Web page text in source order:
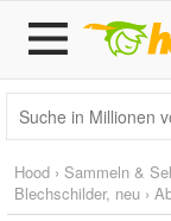
Hood › Sammeln &
Blechschilder, neu ›